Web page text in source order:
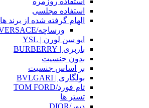
استفاده مجلسی
الهام گرفته شده از برند ها
ورساچه/VERSACE
ایو سن لورن | YSL
باربری | BURBERRY
بدون جنسیت
بر اساس جنسیت
بولگاری | BVLGARI
تام فورد/TOM FORD
تستر ها